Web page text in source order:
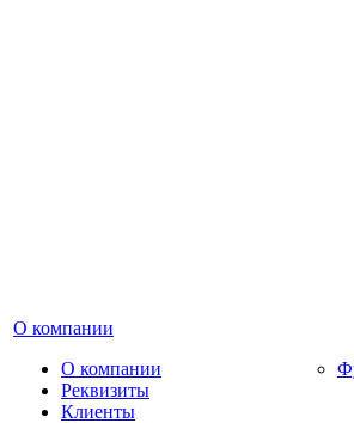
О компании
О компании
Реквизиты
Клиенты